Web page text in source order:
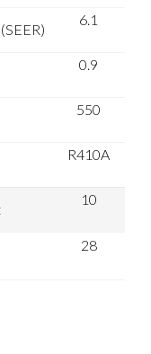
6.1
0.9
550
R410A
10
28